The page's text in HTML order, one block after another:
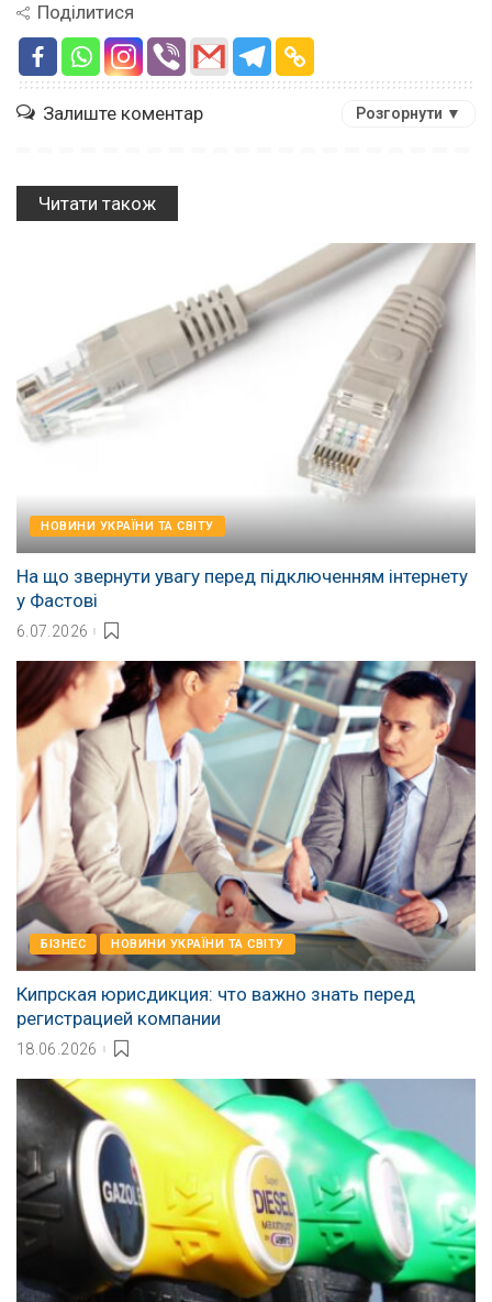
Поділитися
Залиште коментар Розгорнути ▼
Читати також
НОВИНИ УКРАЇНИ ТА СВІТУ
На що звернути увагу перед підключенням інтернету
у Фастові
6.07.2026
БІЗНЕС НОВИНИ УКРАЇНИ ТА СВІТУ
Кипрская юрисдикция: что важно знать перед
регистрацией компании
18.06.2026